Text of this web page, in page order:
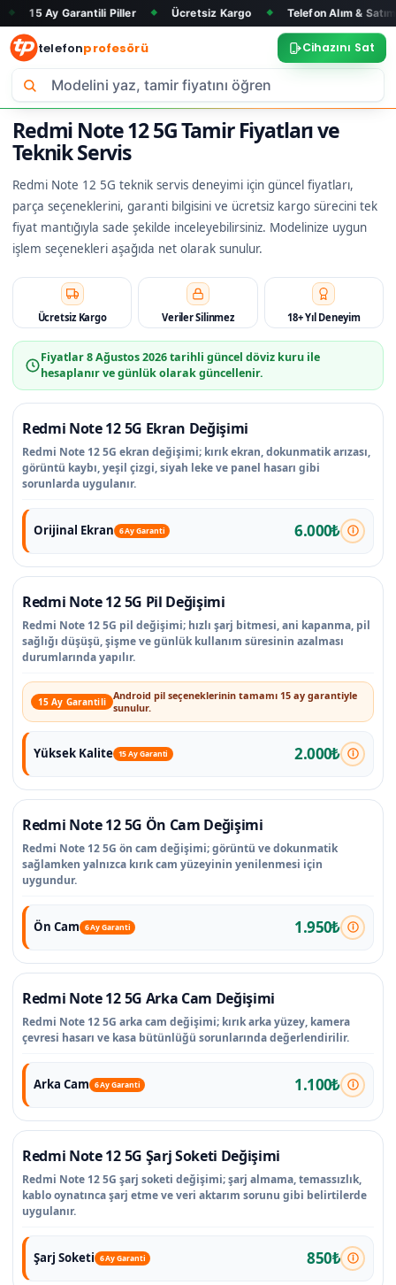
Piller ◆ Ücretsiz Kargo ◆ Telefon Alım & Satım ◆ Tüm
telefonprofesörü Cihazını Sat
Redmi Note 12 5G Tamir Fiyatları ve
Teknik Servis
Redmi Note 12 5G teknik servis deneyimi için güncel fiyatları,
parça seçeneklerini, garanti bilgisini ve ücretsiz kargo sürecini tek
fiyat mantığıyla sade şekilde inceleyebilirsiniz. Modelinize uygun
işlem seçenekleri aşağıda net olarak sunulur.
Ücretsiz Kargo Veriler Silinmez 18+ Yıl Deneyim
Fiyatlar8 Ağustos 2026tarihli güncel döviz kuru ile
hesaplanır ve günlük olarak güncellenir.
Redmi Note 12 5G Ekran Değişimi
Redmi Note 12 5G ekran değişimi; kırık ekran, dokunmatik arızası,
görüntü kaybı, yeşil çizgi, siyah leke ve panel hasarı gibi
sorunlarda uygulanır.
Orijinal Ekran 6 Ay Garanti 6.000₺
Redmi Note 12 5G Pil Değişimi
Redmi Note 12 5G pil değişimi; hızlı şarj bitmesi, ani kapanma, pil
sağlığı düşüşü, şişme ve günlük kullanım süresinin azalması
durumlarında yapılır.
15 Ay Garantili Android pil seçeneklerinin tamamı 15 ay garantiyle
sunulur.
Yüksek Kalite 15 Ay Garanti 2.000₺
Redmi Note 12 5G Ön Cam Değişimi
Redmi Note 12 5G ön cam değişimi; görüntü ve dokunmatik
sağlamken yalnızca kırık cam yüzeyinin yenilenmesi için
uygundur.
Ön Cam 6 Ay Garanti 1.950₺
Redmi Note 12 5G Arka Cam Değişimi
Redmi Note 12 5G arka cam değişimi; kırık arka yüzey, kamera
çevresi hasarı ve kasa bütünlüğü sorunlarında değerlendirilir.
Arka Cam 6 Ay Garanti 1.100₺
Redmi Note 12 5G Şarj Soketi Değişimi
Redmi Note 12 5G şarj soketi değişimi; şarj almama, temassızlık,
kablo oynatınca şarj etme ve veri aktarım sorunu gibi belirtilerde
uygulanır.
Şarj Soketi 6 Ay Garanti 850₺